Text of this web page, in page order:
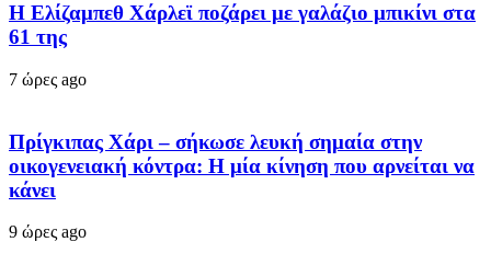
Η Ελίζαμπεθ Χάρλεϊ ποζάρει με γαλάζιο μπικίνι στα
61 της
7 ώρες ago
Πρίγκιπας Χάρι – σήκωσε λευκή σημαία στην
οικογενειακή κόντρα: Η μία κίνηση που αρνείται να
κάνει
9 ώρες ago